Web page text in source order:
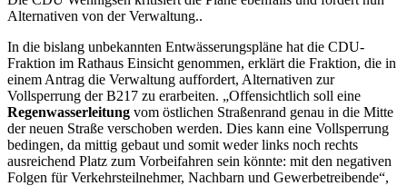
Alternativen von der Verwaltung..
In die bislang unbekannten Entwässerungspläne hat die CDU-
Fraktion im Rathaus Einsicht genommen, erklärt die Fraktion, die in
einem Antrag die Verwaltung auffordert, Alternativen zur
Vollsperrung der B217 zu erarbeiten. „Offensichtlich soll eine
Regenwasserleitung vom östlichen Straßenrand genau in die Mitte
der neuen Straße verschoben werden. Dies kann eine Vollsperrung
bedingen, da mittig gebaut und somit weder links noch rechts
ausreichend Platz zum Vorbeifahren sein könnte: mit den negativen
Folgen für Verkehrsteilnehmer, Nachbarn und Gewerbetreibende“,